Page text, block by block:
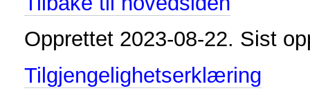
Opprettet 2023-08-22. Sist
Tilgjengelighetserklæring